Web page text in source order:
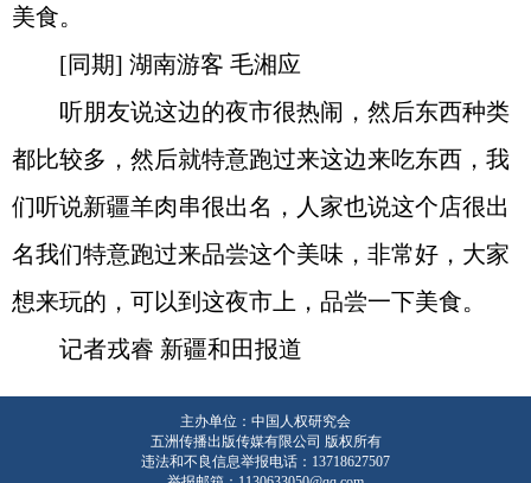
美食。
[同期] 湖南游客 毛湘应
听朋友说这边的夜市很热闹，然后东西种类
都比较多，然后就特意跑过来这边来吃东西，我
们听说新疆羊肉串很出名，人家也说这个店很出
名我们特意跑过来品尝这个美味，非常好，大家
想来玩的，可以到这夜市上，品尝一下美食。
记者戎睿 新疆和田报道
主办单位：中国人权研究会
五洲传播出版传媒有限公司 版权所有
违法和不良信息举报电话：13718627507